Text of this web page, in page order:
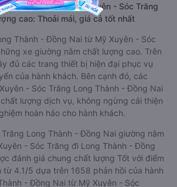
- Đồng Nai từ Mỹ Xuyên - Sóc Trăng
cao: Thoải mái, giá cả tốt nhất
Thành - Đồng Nai từ Mỹ Xuyên - Sóc
xe giường nằm chất lượng cao. Trên
đủ các trang thiết bị hiện đại phục vụ
của hành khách. Bên cạnh đó, các
- Sóc Trăng Long Thành - Đồng Nai
lượng dịch vụ, không ngừng cải thiện
hoàn hảo cho hành khách.
Long Thành - Đồng Nai giường nằm
- Sóc Trăng đi Long Thành - Đồng
đánh giá chung chất lượng Tốt với điểm
từ 4.1/5 dựa trên 1658 phản hồi của hành
- Đồng Nai từ Mỹ Xuyên - Sóc